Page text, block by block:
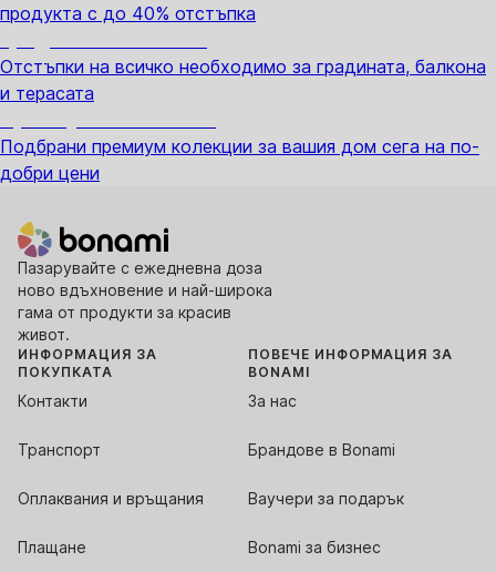
продукта с до 40% отстъпка
Отстъпки на всичко необходимо за градината, балкона
и терасата
Подбрани премиум колекции за вашия дом сега на по-
добри цени
Пазарувайте с ежедневна доза
ново вдъхновение и най-широка
гама от продукти за красив
живот.
ИНФОРМАЦИЯ ЗА
ПОКУПКАТА
Контакти
Транспорт
Оплаквания и връщания
Плащане
ПОВЕЧЕ ИНФОРМАЦИЯ ЗА
BONAMI
За нас
Брандове в Bonami
Ваучери за подарък
Bonami за бизнес